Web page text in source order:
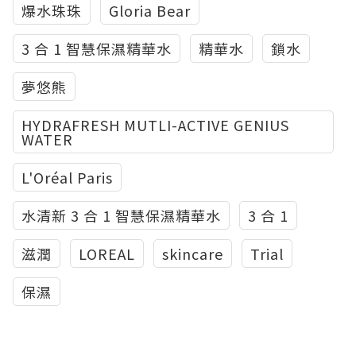
爆水珠珠
Gloria Bear
3 合 1 智慧保濕精華水
精華水
鎖水
夢悠熊
HYDRAFRESH MUTLI-ACTIVE GENIUS
WATER
L'Oréal Paris
水清新 3 合 1 智慧保濕精華水
3 合 1
滋潤
LOREAL skincare
Trial
保濕